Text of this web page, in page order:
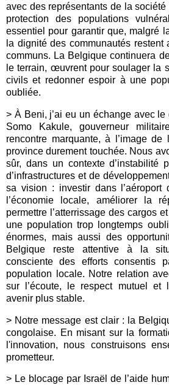
avec des représentants de la
protection des populations
essentiel pour garantir que, malgré
la dignité des communautés
communs. La Belgique continuera
le terrain, œuvrent pour soulager la
civils et redonner espoir à une
oubliée.
> À Beni, j’ai eu un échange avec
Somo Kakule, gouverneur
rencontre marquante, à l’image
province durement touchée. Nous
sûr, dans un contexte d’instabilité
d’infrastructures et de
sa vision : investir dans l’aéroport
l’économie locale, améliorer la
permettre l’atterrissage des cargos
une population trop longtemps
énormes, mais aussi des
Belgique reste attentive à la
consciente des efforts consentis
population locale. Notre relation
sur l’écoute, le respect mutuel et
avenir plus stable.
> Notre message est clair : la
congolaise. En misant sur la
l'innovation, nous construisons
prometteur.
> Le blocage par Israël de l’aide